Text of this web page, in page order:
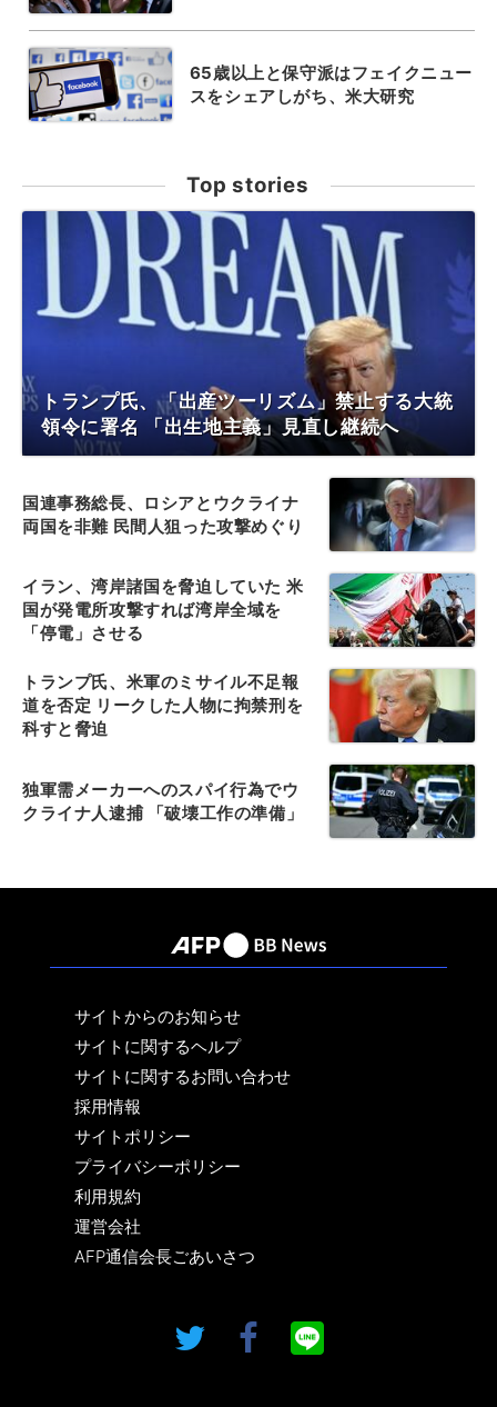
65歳以上と保守派はフェイクニュー
スをシェアしがち、米大研究
Top stories
トランプ氏、「出産ツーリズム」禁止する大統
領令に署名 「出生地主義」見直し継続へ
国連事務総長、ロシアとウクライナ
両国を非難 民間人狙った攻撃めぐり
イラン、湾岸諸国を脅迫していた 米
国が発電所攻撃すれば湾岸全域を
「停電」させる
トランプ氏、米軍のミサイル不足報
道を否定 リークした人物に拘禁刑を
科すと脅迫
独軍需メーカーへのスパイ行為でウ
クライナ人逮捕 「破壊工作の準備」
サイトからのお知らせ
サイトに関するヘルプ
サイトに関するお問い合わせ
採用情報
サイトポリシー
プライバシーポリシー
利用規約
運営会社
AFP通信会長ごあいさつ